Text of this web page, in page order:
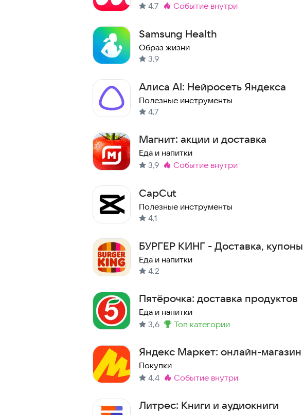
4,7
Метка:
событие внутри
Samsung Health
Образ жизни
3,9
Алиса AI: Нейросеть Яндекса
Полезные инструменты
4,7
Магнит: акции и доставка
Еда и напитки
3,9
Метка:
событие внутри
CapCut
Полезные инструменты
4,1
БУРГЕР КИНГ - Доставка, купоны
Еда и напитки
4,2
Пятёрочка: доставка продуктов
Еда и напитки
3,6
Метка :
топ категории
Яндекс Маркет: онлайн-магазин
Покупки
4,4
Метка:
событие внутри
Литрес: Книги и аудиокниги